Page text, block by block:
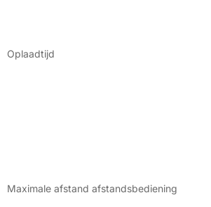
Oplaadtijd
Maximale afstand afstandsbediening